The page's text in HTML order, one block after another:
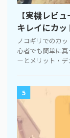
【実機レビ
キレイにカッ
ノコギリでのカ
心者でも簡単に
ーとメリット・デ
5